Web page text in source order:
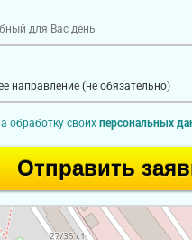
обработку своих персональных
Отправить